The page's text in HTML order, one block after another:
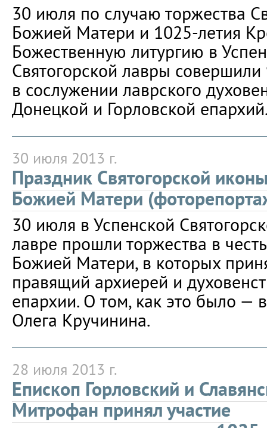
30 июля по случаю торжества
Божией Матери и 1025-летия
Божественную литургию в
Святогорской лавры
в сослужении лаврского
Донецкой и Горловской
30 июля 2013 г.
Праздник Святогорской
Божией Матери
30 июля в Успенской
лавре прошли торжества в
Божией Матери, в которых
правящий архиерей и
епархии. О том, как это было —
Олега Кручинина.
28 июля 2013 г.
Епископ Горловский и
Митрофан принял участие